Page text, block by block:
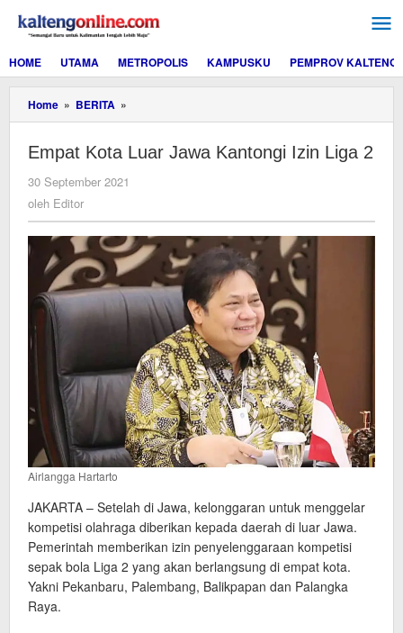
konten
HOME
UTAMA METROPOLIS KAMPUSKU PEMPROV KALTENG
Home » BERITA »
Kota
Jawa
2
Empat Kota Luar Jawa Kantongi Izin Liga 2
30 September 2021
oleh Editor
Airlangga Hartarto
JAKARTA – Setelah di Jawa, kelonggaran untuk menggelar
kompetisi olahraga diberikan kepada daerah di luar Jawa.
Pemerintah memberikan izin penyelenggaraan kompetisi
sepak bola Liga 2 yang akan berlangsung di empat kota.
Yakni Pekanbaru, Palembang, Balikpapan dan Palangka
Raya.